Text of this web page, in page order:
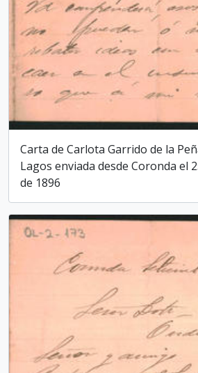
Carta de Carlota Garrido de la
Lagos enviada desde Coronda el
de 1896